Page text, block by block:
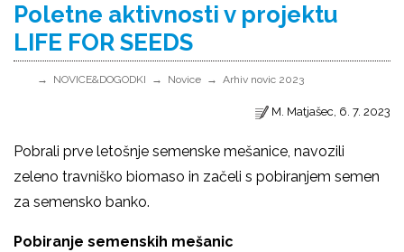
Poletne aktivnosti v projektu
LIFE FOR SEEDS
NOVICE&DOGODKI Novice Arhiv novic 2023
M. Matjašec, 6. 7. 2023
Pobrali prve letošnje semenske mešanice, navozili
zeleno travniško biomaso in začeli s pobiranjem semen
za semensko banko.
Pobiranje semenskih mešanic